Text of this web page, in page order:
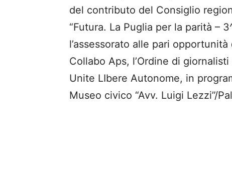
del contributo del Consiglio
“Futura. La Puglia per la parità –
l’assessorato alle pari
Collabo Aps, l’Ordine di
Unite LIbere Autonome, in
Museo civico “Avv. Luigi Lezzi”/